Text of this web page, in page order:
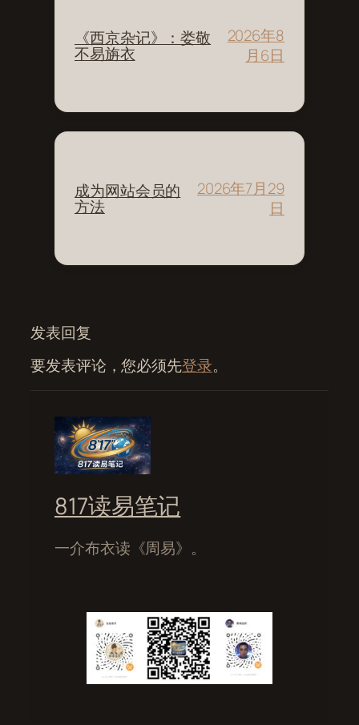
《西京杂记》：娄敬
不易旃衣
2026年8
月6日
成为网站会员的
方法
2026年7月29
日
发表回复
要发表评论，您必须先登录。
817读易笔记
一介布衣读《周易》。